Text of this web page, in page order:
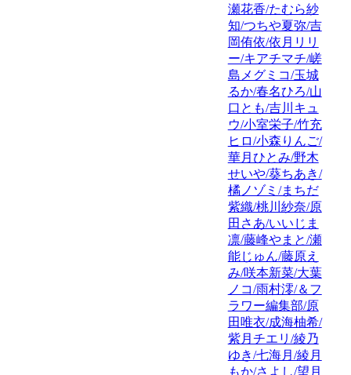
瀬花香/たむら紗
知/つちや夏弥/吉
岡侑依/依月リリ
ー/キアチマチ/嵯
島メグミコ/玉城
るか/春名ひろ/山
口とも/吉川キュ
ウ/小室栄子/竹充
ヒロ/小森りんご/
華月ひとみ/野木
せいや/葵ちあき/
橘ノゾミ/まちだ
紫織/桃川紗奈/原
田さあ/いいじま
凛/藤峰やまと/瀬
能じゅん/藤原え
み/咲本新菜/大葉
ノコ/雨村澪/＆フ
ラワー編集部/原
田唯衣/成海柚希/
紫月チエリ/綾乃
ゆき/七海月/綾月
もか/さよし/望月